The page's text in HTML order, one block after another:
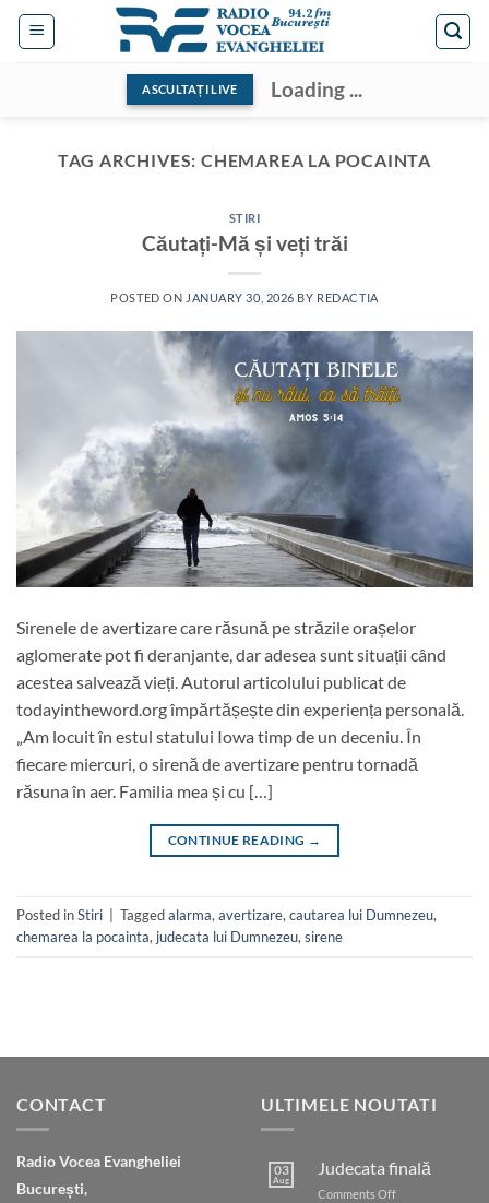
Skip
ASCULTAȚI LIVE Loading ...
TAG ARCHIVES:CHEMAREA LA POCAINTA
STIRI
Căutați-Mă și veți trăi
POSTED ON JANUARY 30, 2026 BY REDACTIA
Sirenele de avertizare care răsună pe străzile orașelor
aglomerate pot fi deranjante, dar adesea sunt situații când
acestea salvează vieți. Autorul articolului publicat de
todayintheword.org împărtășește din experiența personală.
„Am locuit în estul statului Iowa timp de un deceniu. În
fiecare miercuri, o sirenă de avertizare pentru tornadă
răsuna în aer. Familia mea și cu […]
CONTINUE READING →
Posted inStiri Taggedalarma, avertizare, cautarea lui Dumnezeu,
chemarea la pocainta, judecata lui Dumnezeu, sirene
CONTACT
Radio Vocea Evangheliei
București,
ULTIMELE NOUTATI
03
Aug
Judecata finală
Comments Offon